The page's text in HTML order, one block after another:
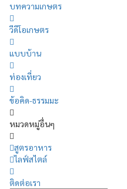
บทความเกษตร
วีดีโอเกษตร
แบบบ้าน
ท่องเที่ยว
ข้อคิด-ธรรมมะ
หมวดหมู่อื่นๆ
สูตรอาหาร
ไลฟ์สไตล์
ติดต่อเรา